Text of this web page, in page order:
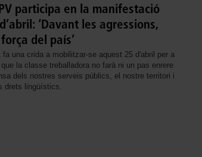
participa en la manifestació
‘Davant les agressions,
del país’
fa una crida a mobilitzar-se aquest 25 d'abril per a
la classe treballadora no farà ni un pas enrere
dels nostres serveis públics, el nostre territori i
drets lingüístics.